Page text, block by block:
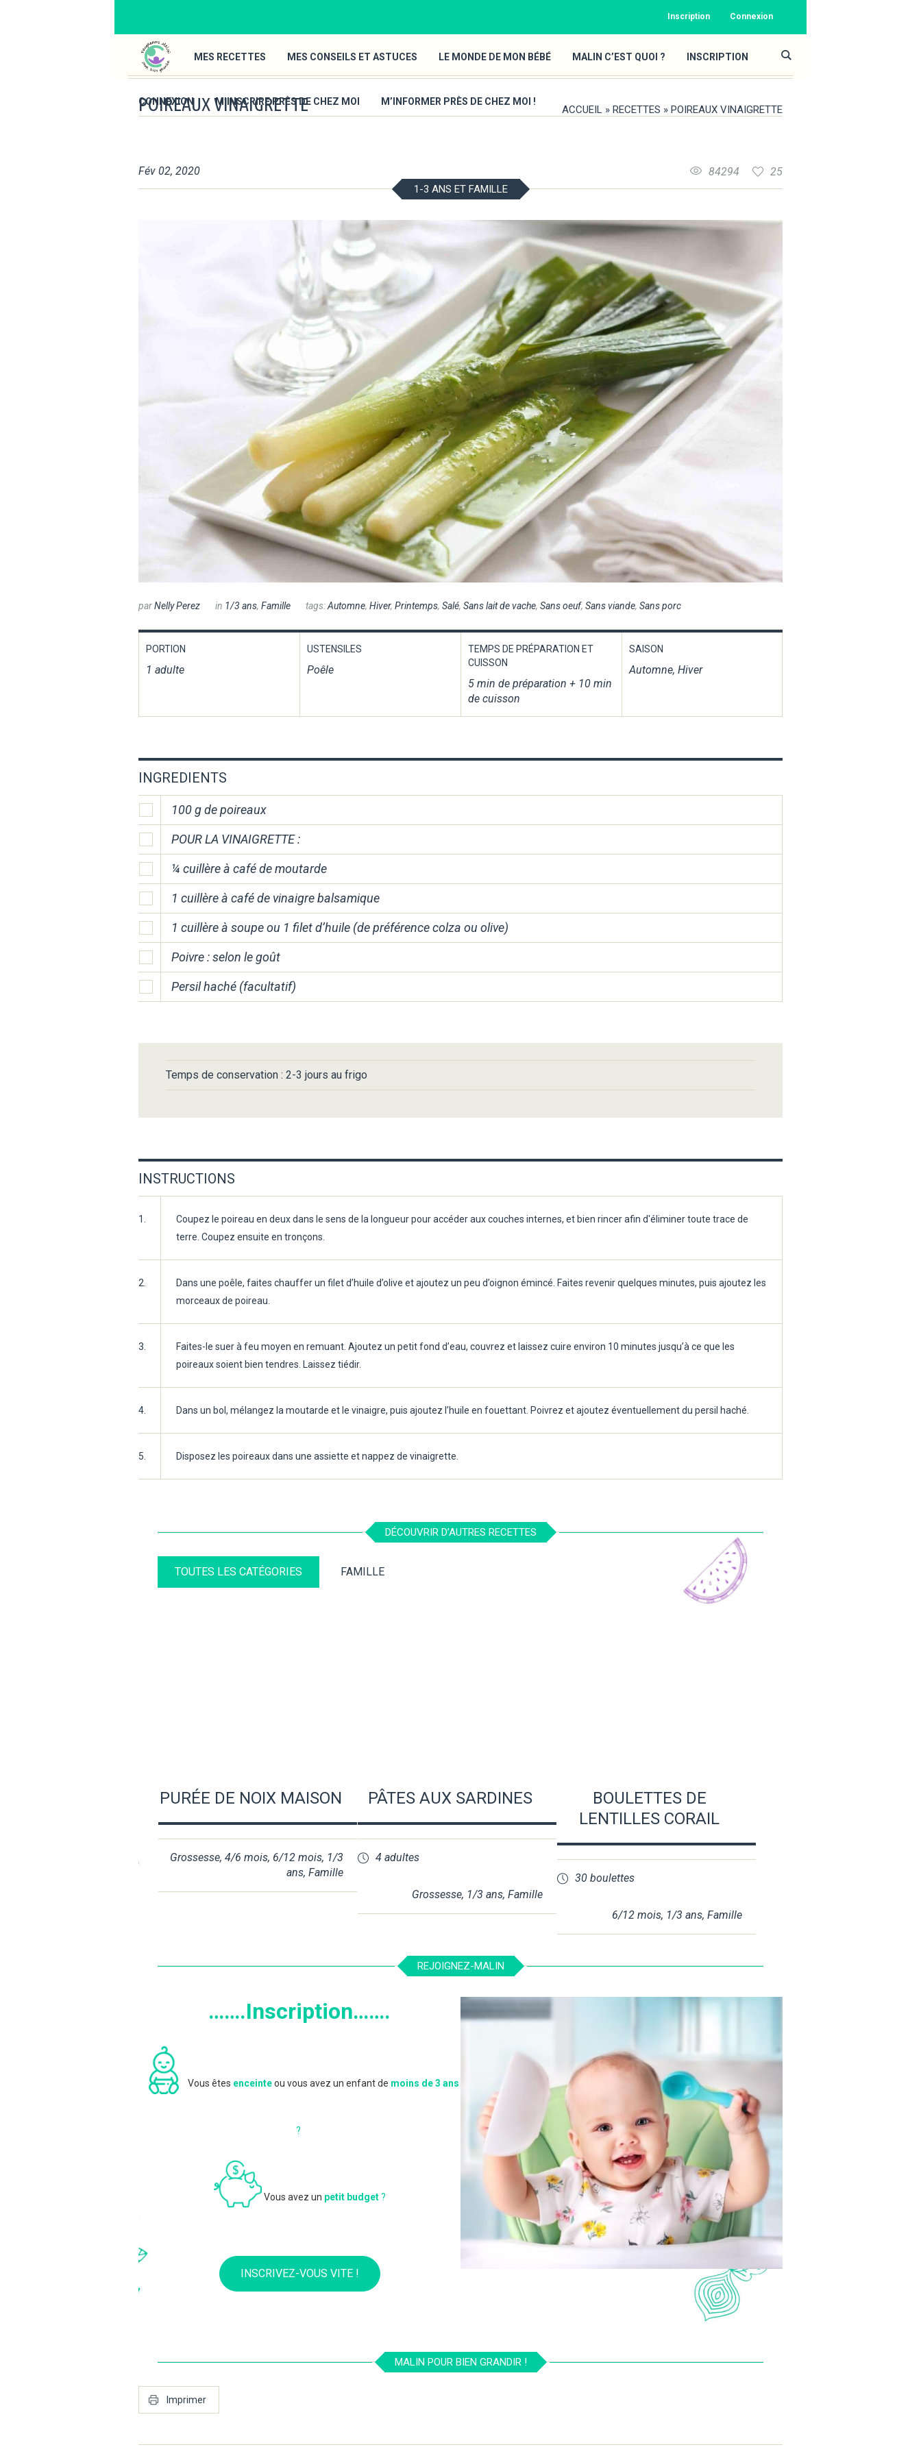
Inscription Connexion
MES RECETTES MES CONSEILS ET ASTUCES LE MONDE DE MON BÉBÉ MALIN C’EST QUOI ? INSCRIPTION
CONNEXION M’INSCRIRE PRÈS DE CHEZ MOI M’INFORMER PRÈS DE CHEZ MOI !
POIREAUX VINAIGRETTE ACCUEIL » RECETTES » POIREAUX VINAIGRETTE
Fév 02, 2020 25
84294
1-3 ANS ET FAMILLE
parNelly Perez in 1/3 ans, Famille tags:Automne, Hiver, Printemps, Salé, Sans lait de vache, Sans oeuf, Sans viande, Sans porc
PORTION
1 adulte
USTENSILES
Poêle
TEMPS DE PRÉPARATION ET
CUISSON
5 min de préparation + 10 min
de cuisson
SAISON
Automne, Hiver
INGREDIENTS
100 g de poireaux
POUR LA VINAIGRETTE :
¼ cuillère à café de moutarde
1 cuillère à café de vinaigre balsamique
1 cuillère à soupe ou 1 filet d’huile (de préférence colza ou olive)
Poivre : selon le goût
Persil haché (facultatif)
Temps de conservation : 2-3 jours au frigo
INSTRUCTIONS
1.
Coupez le poireau en deux dans le sens de la longueur pour accéder aux couches internes, et bien rincer afin d'éliminer toute trace de
terre. Coupez ensuite en tronçons.
2.
Dans une poêle, faites chauffer un filet d’huile d’olive et ajoutez un peu d’oignon émincé. Faites revenir quelques minutes, puis ajoutez les
morceaux de poireau.
3.
Faites-le suer à feu moyen en remuant. Ajoutez un petit fond d’eau, couvrez et laissez cuire environ 10 minutes jusqu’à ce que les
poireaux soient bien tendres. Laissez tiédir.
4. Dans un bol, mélangez la moutarde et le vinaigre, puis ajoutez l’huile en fouettant. Poivrez et ajoutez éventuellement du persil haché.
5. Disposez les poireaux dans une assiette et nappez de vinaigrette.
DÉCOUVRIR D’AUTRES RECETTES
TOUTES LES CATÉGORIES FAMILLE
PURÉE DE NOIX MAISON
Grossesse,4/6 mois, 6/12 mois, 1/3
ans,Famille
PÂTES AUX SARDINES
4 adultes
Grossesse, 1/3 ans,Famille
BOULETTES DE
LENTILLES CORAIL
30 boulettes
6/12 mois, 1/3 ans, Famille
REJOIGNEZ-MALIN
…….Inscription…….
Vous êtes enceinteou vous avez un enfant de moins de 3 ans
?
Vous avez un petit budget?
INSCRIVEZ-VOUS VITE !
MALIN POUR BIEN GRANDIR !
Imprimer